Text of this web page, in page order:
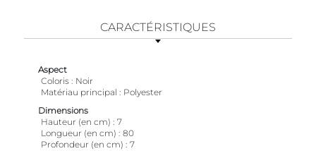
CARACTÉRISTIQUES
Aspect
Coloris
Noir
Matériau principal
Polyester
Dimensions
Hauteur (en cm)
7
Longueur (en cm)
80
Profondeur (en cm)
7